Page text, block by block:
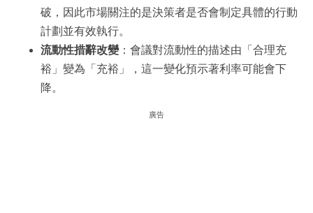
破，因此市場關注的是決策者是否會制定具體的行動
計劃並有效執行。
流動性措辭改變：會議對流動性的描述由「合理充
裕」變為「充裕」，這一變化預示著利率可能會下
降。
廣告